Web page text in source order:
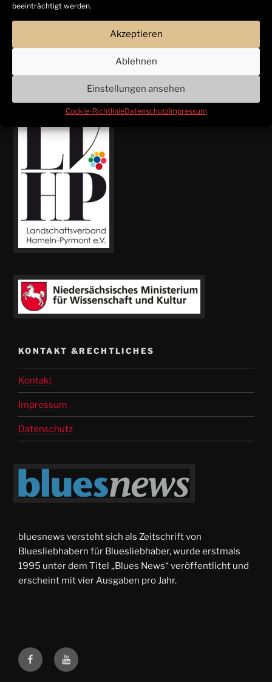
beeinträchtigt werden.
Akzeptieren
Ablehnen
Einstellungen ansehen
Cookie-RichtlinieDatenschutzImpressum
© Tom Freitag | Hamelner Blues- & Rocknacht 2025 |
Alle Rechte vorbehalten
KONTAKT &RECHTLICHES
Kontakt
Impressum
Datenschutz
bluesnews versteht sich als Zeitschrift von
Bluesliebhabern für Bluesliebhaber, wurde erstmals
1995 unter dem Titel „Blues News“ veröffentlicht und
erscheint mit vier Ausgaben pro Jahr.
facebookYoutube-
Videos